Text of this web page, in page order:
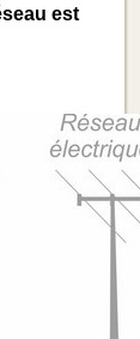
est